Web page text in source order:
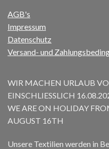
AGB's
Impressum
Datenschutz
Versand- und
WIR MACHEN URLAUB
EINSCHLIESSLICH
WE ARE ON HOLIDAY
AUGUST 16TH
Unsere Textilien werden in